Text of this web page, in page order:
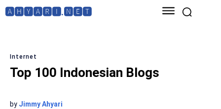
🅰🅷🆈🅰🆁🅸.🅽🅴🆃
Internet
Top 100 Indonesian Blogs
by Jimmy Ahyari